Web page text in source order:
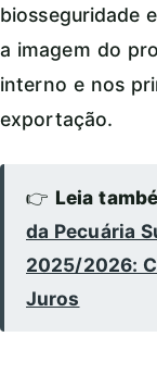
biosseguridade
a imagem do
interno e nos
exportação.
👉 Leia
da Pecuária
2025/2026:
Juros